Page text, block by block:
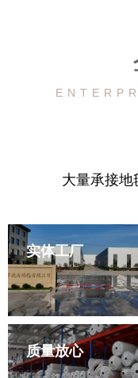
质量放心
多年的行业经验 快速
实体工厂
大量承接地